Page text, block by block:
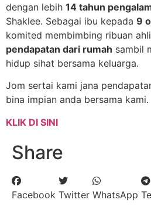
dengan lebih 14 tahun
Shaklee. Sebagai ibu kepada 9
komited membimbing ribuan
pendapatan dari rumah sambil
hidup sihat bersama keluarga.
Jom sertai kami jana
bina impian anda bersama kami.
KLIK DI SINI
Share
Facebook Twitter WhatsApp